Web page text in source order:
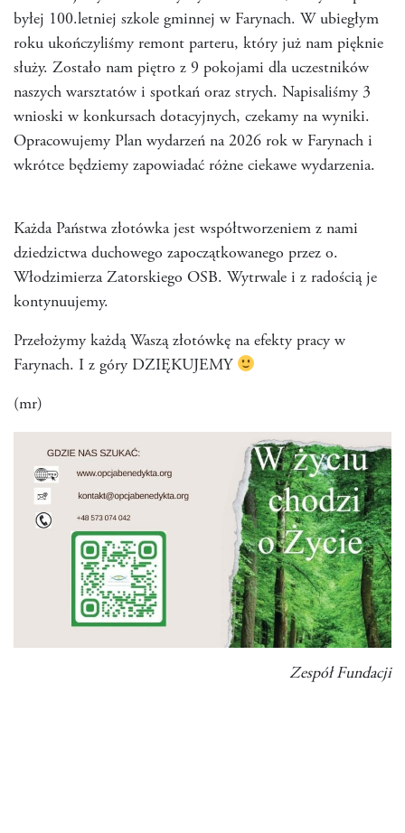
byłej 100.letniej szkole gminnej w Farynach. W ubiegłym
roku ukończyliśmy remont parteru, który już nam pięknie
służy. Zostało nam piętro z 9 pokojami dla uczestników
naszych warsztatów i spotkań oraz strych. Napisaliśmy 3
wnioski w konkursach dotacyjnych, czekamy na wyniki.
Opracowujemy Plan wydarzeń na 2026 rok w Farynach i
wkrótce będziemy zapowiadać różne ciekawe wydarzenia.
Każda Państwa złotówka jest współtworzeniem z nami
dziedzictwa duchowego zapoczątkowanego przez o.
Włodzimierza Zatorskiego OSB. Wytrwale i z radością je
kontynuujemy.
Przełożymy każdą Waszą złotówkę na efekty pracy w
Farynach. I z góry DZIĘKUJEMY
(mr)
Zespół Fundacji